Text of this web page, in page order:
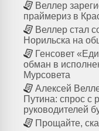
Веллер
праймериз в
Веллер стал
Норильска на
Генсовет
обман в
Мурсовета
Алексей
Путина: спрос с
руководителей
Прощайте,